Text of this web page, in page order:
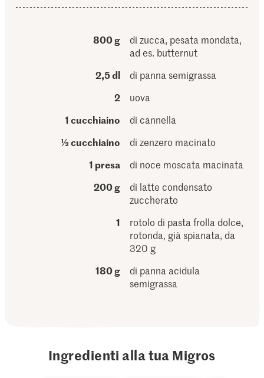
800 g
di zucca, pesata mondata,
ad es. butternut
2,5 dl
di panna semigrassa
2
uova
1 cucchiaino
di cannella
½ cucchiaino
di zenzero macinato
1 presa
di noce moscata macinata
200 g
di latte condensato
zuccherato
1
rotolo di pasta frolla dolce,
rotonda, già spianata, da
320 g
180 g
di panna acidula
semigrassa
Ingredienti alla tua Migros